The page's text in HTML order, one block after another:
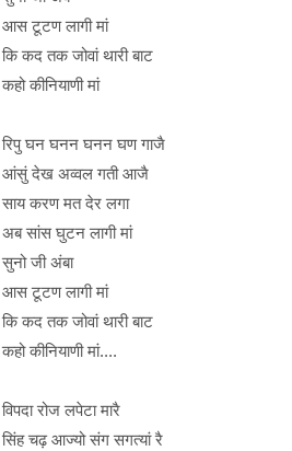
आस टूटण लागी मां
कि कद तक जोवां थारी बाट
कहो कीनियाणी मां
रिपु घन घनन घनन घण गाजै
आंसुं देख अव्वल गती आजै
साय करण मत देर लगा
अब सांस घुटन लागी मां
सुनो जी अंबा
आस टूटण लागी मां
कि कद तक जोवां थारी बाट
कहो कीनियाणी मां....
विपदा रोज लपेटा मारै
सिंह चढ़ आज्यो संग सगत्यां रै